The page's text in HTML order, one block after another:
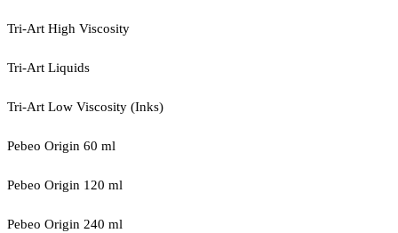
Tri-Art High Viscosity
Tri-Art Liquids
Tri-Art Low Viscosity (Inks)
Pebeo Origin 60 ml
Pebeo Origin 120 ml
Pebeo Origin 240 ml